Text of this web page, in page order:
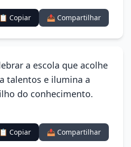
📋 Copiar 📤 Compartilhar
a escola que acolhe
talentos e ilumina a
do conhecimento.
📋 Copiar 📤 Compartilhar